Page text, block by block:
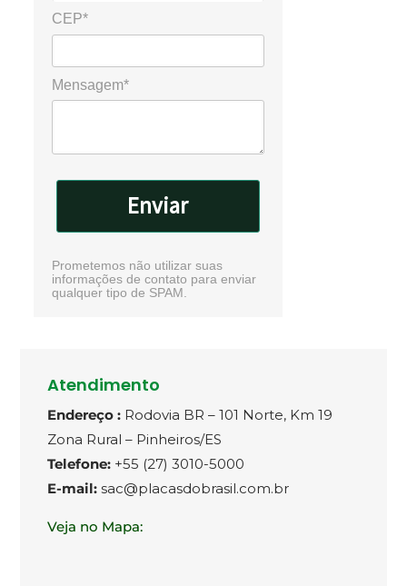
CEP*
Mensagem*
Enviar
Prometemos não utilizar suas
informações de contato para enviar
qualquer tipo de SPAM.
Atendimento
Endereço :Rodovia BR – 101 Norte, Km 19
Zona Rural – Pinheiros/ES
Telefone:+55 (27) 3010-5000
E-mail: sac@placasdobrasil.com.br
Veja no Mapa: